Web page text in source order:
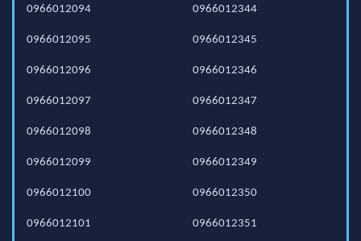
0966012094
0966012095
0966012096
0966012097
0966012098
0966012099
0966012100
0966012101
0966012344
0966012345
0966012346
0966012347
0966012348
0966012349
0966012350
0966012351